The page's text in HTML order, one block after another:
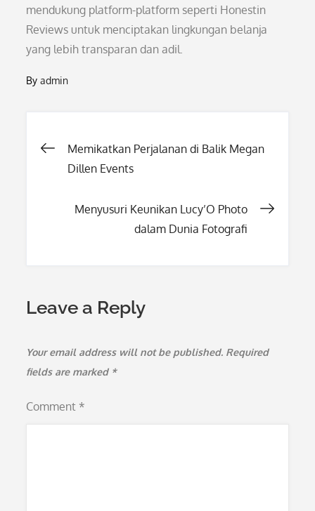
mendukung platform-platform seperti Honestin
Reviews untuk menciptakan lingkungan belanja
yang lebih transparan dan adil.
Byadmin
Post
Memikatkan Perjalanan di Balik Megan
Dillen Events
Menyusuri Keunikan Lucy’O Photo
dalam Dunia Fotografi
Leave a Reply
Your email address will not be published. Required
fields are marked *
Comment *